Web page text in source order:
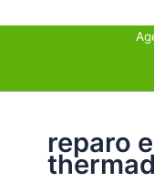
reparo